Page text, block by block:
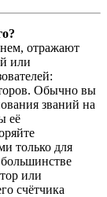
отражают
или
Обычно вы
званий на
её
только для
или
счётчика